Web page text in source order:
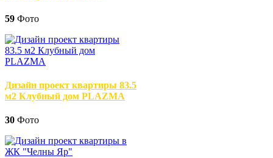
59 Фото
Дизайн проект квартиры 83.5
м2 Клубный дом PLAZMA
30 Фото